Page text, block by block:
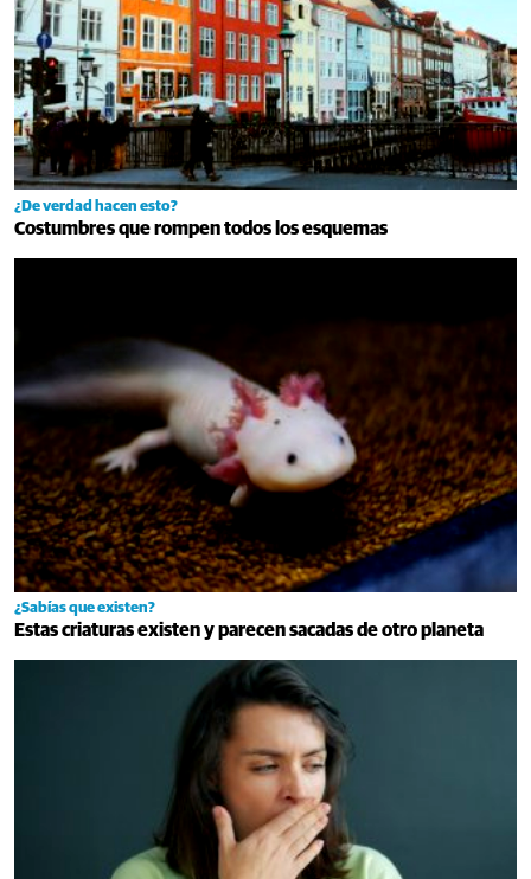
¿De verdad hacen esto?
Costumbres que rompen todos los esquemas
¿Sabías que existen?
Estas criaturas existen y parecen sacadas de otro planeta